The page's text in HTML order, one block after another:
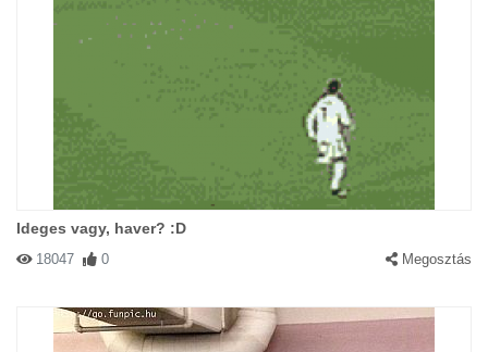
Ideges vagy, haver? :D
18047 0 Megosztás